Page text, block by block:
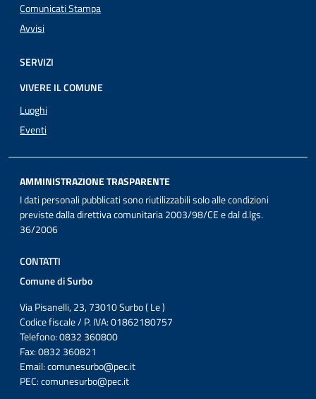
Comunicati Stampa
Avvisi
SERVIZI
VIVERE IL COMUNE
Luoghi
Eventi
AMMINISTRAZIONE TRASPARENTE
I dati personali pubblicati sono riutilizzabili solo alle condizioni
previste dalla direttiva comunitaria 2003/98/CE e dal d.lgs.
36/2006
CONTATTI
Comune di Surbo
Via Pisanelli, 23, 73010 Surbo ( Le )
Codice fiscale / P. IVA: 01862180757
Telefono: 0832 360800
Fax: 0832 360821
Email:comunesurbo@pec.it
PEC:comunesurbo@pec.it